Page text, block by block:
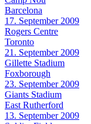
Barcelona
17. September 2009
Rogers Centre
Toronto
21. September 2009
Gillette Stadium
Foxborough
23. September 2009
Giants Stadium
East Rutherford
13. September 2009